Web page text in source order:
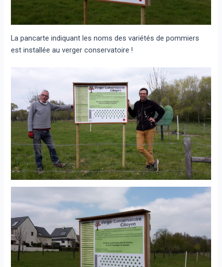
La pancarte indiquant les noms des variétés de pommiers
est installée au verger conservatoire !